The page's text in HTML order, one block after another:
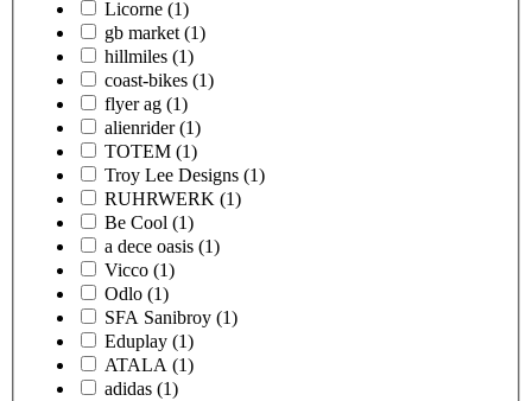
Licorne (1)
gb market (1)
hillmiles (1)
coast-bikes (1)
flyer ag (1)
alienrider (1)
TOTEM (1)
Troy Lee Designs (1)
RUHRWERK (1)
Be Cool (1)
a dece oasis (1)
Vicco (1)
Odlo (1)
SFA Sanibroy (1)
Eduplay (1)
ATALA (1)
adidas (1)